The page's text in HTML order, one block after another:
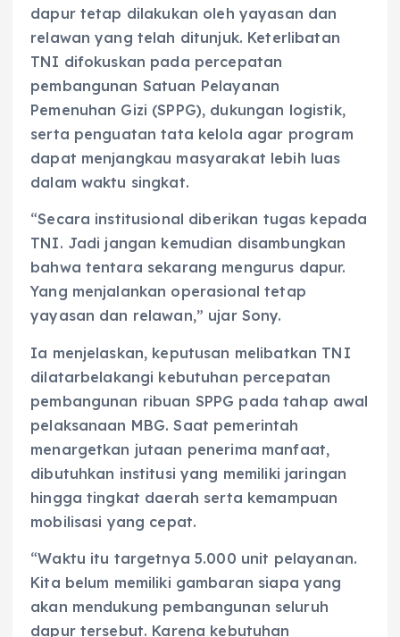
dapur tetap dilakukan oleh yayasan dan
relawan yang telah ditunjuk. Keterlibatan
TNI difokuskan pada percepatan
pembangunan Satuan Pelayanan
Pemenuhan Gizi (SPPG), dukungan logistik,
serta penguatan tata kelola agar program
dapat menjangkau masyarakat lebih luas
dalam waktu singkat.
“Secara institusional diberikan tugas kepada
TNI. Jadi jangan kemudian disambungkan
bahwa tentara sekarang mengurus dapur.
Yang menjalankan operasional tetap
yayasan dan relawan,” ujar Sony.
Ia menjelaskan, keputusan melibatkan TNI
dilatarbelakangi kebutuhan percepatan
pembangunan ribuan SPPG pada tahap awal
pelaksanaan MBG. Saat pemerintah
menargetkan jutaan penerima manfaat,
dibutuhkan institusi yang memiliki jaringan
hingga tingkat daerah serta kemampuan
mobilisasi yang cepat.
“Waktu itu targetnya 5.000 unit pelayanan.
Kita belum memiliki gambaran siapa yang
akan mendukung pembangunan seluruh
dapur tersebut. Karena kebutuhan